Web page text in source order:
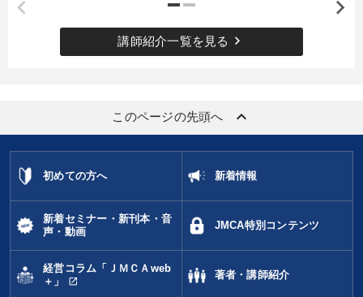
講師紹介一覧を見る keyboard_arrow_right
このページの先頭へ keyboard_arrow_up
初めての方へ 新着情報
新着セミナー・新刊本・音
声・動画
JMCA特別コンテンツ
経営コラム「ＪＭＣＡweb
＋」
open_in_new
著者・講師紹介